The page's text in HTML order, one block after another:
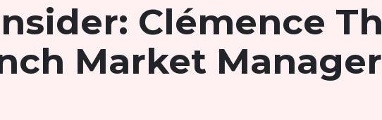
Clémence
Market Manager